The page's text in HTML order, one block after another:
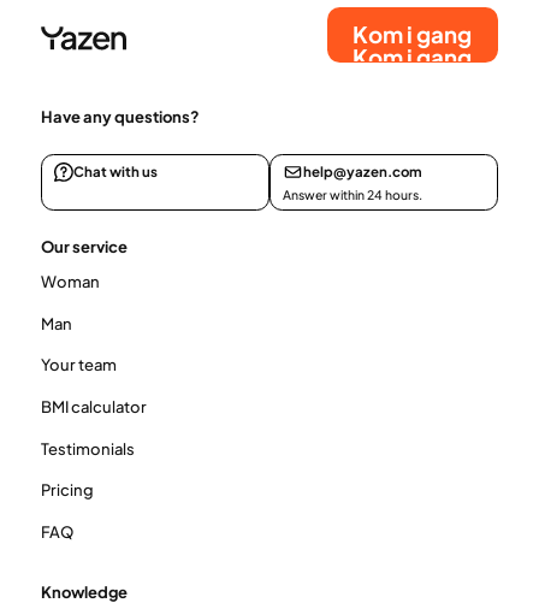
Kom i gang
Kom i gang
Have any questions?
Chat with us help@yazen.com
Answer within 24 hours.
Our service
Woman
Man
Your team
BMI calculator
Testimonials
Pricing
FAQ
Knowledge